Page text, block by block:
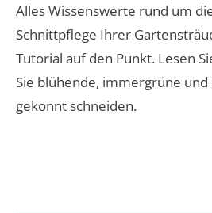
Alles Wissenswerte rund um
Schnittpflege Ihrer
Tutorial auf den Punkt. Lesen
Sie blühende, immergrüne
gekonnt schneiden.